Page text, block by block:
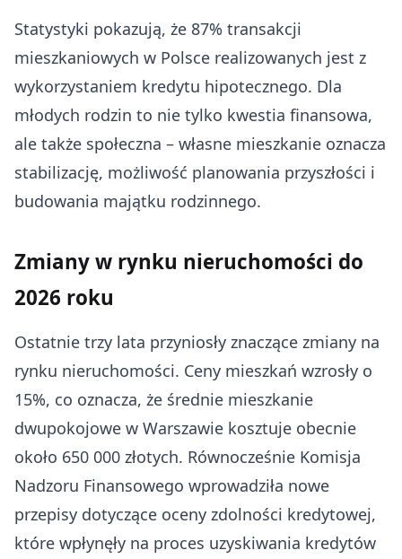
Statystyki pokazują, że 87% transakcji
mieszkaniowych w Polsce realizowanych jest z
wykorzystaniem kredytu hipotecznego. Dla
młodych rodzin to nie tylko kwestia finansowa,
ale także społeczna – własne mieszkanie oznacza
stabilizację, możliwość planowania przyszłości i
budowania majątku rodzinnego.
Zmiany w rynku nieruchomości do
2026 roku
Ostatnie trzy lata przyniosły znaczące zmiany na
rynku nieruchomości. Ceny mieszkań wzrosły o
15%, co oznacza, że średnie mieszkanie
dwupokojowe w Warszawie kosztuje obecnie
około 650 000 złotych. Równocześnie Komisja
Nadzoru Finansowego wprowadziła nowe
przepisy dotyczące oceny zdolności kredytowej,
które wpłynęły na proces uzyskiwania kredytów